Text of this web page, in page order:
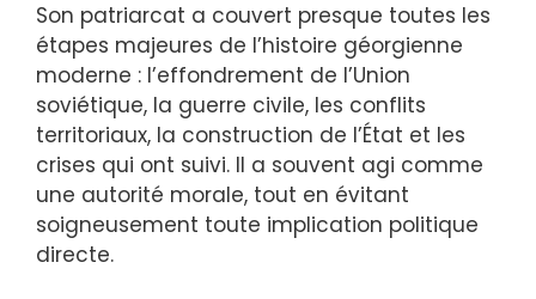
Son patriarcat a couvert presque toutes les
étapes majeures de l’histoire géorgienne
moderne : l’effondrement de l’Union
soviétique, la guerre civile, les conflits
territoriaux, la construction de l’État et les
crises qui ont suivi. Il a souvent agi comme
une autorité morale, tout en évitant
soigneusement toute implication politique
directe.